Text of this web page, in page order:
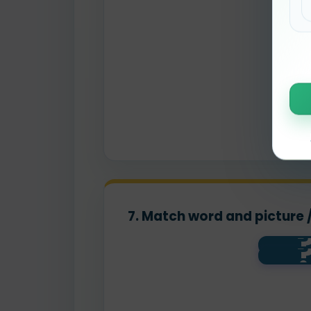
7. Match word and picture